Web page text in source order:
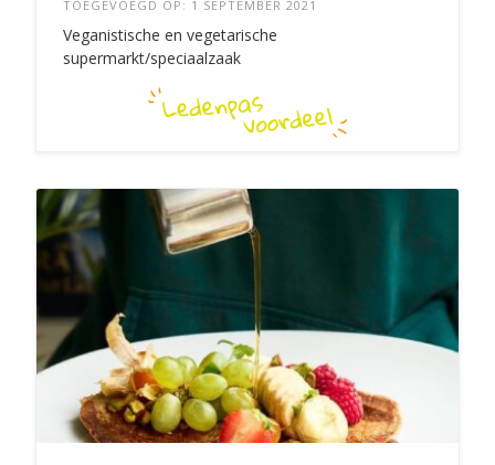
TOEGEVOEGD OP: 1 SEPTEMBER 2021
Veganistische en vegetarische
supermarkt/speciaalzaak